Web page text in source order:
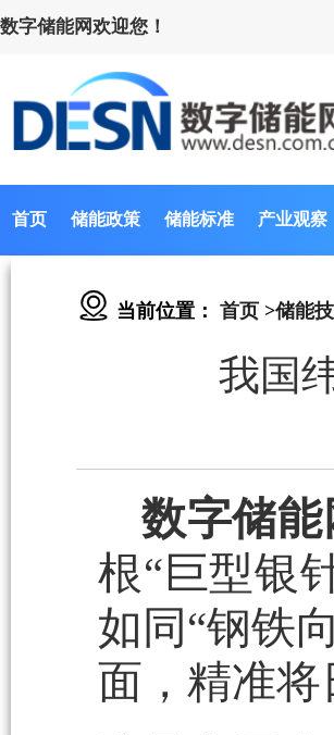
数字储能网欢迎您！
首页 储能政策 储能标准 产业观察
当前位置： 首页 >储能
我国
数字储能
根“巨型银
如同“钢铁
面，精准